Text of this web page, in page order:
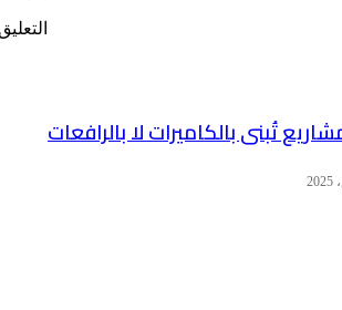
تُبنى بالكاميرات لا بالرافعات
التعليق